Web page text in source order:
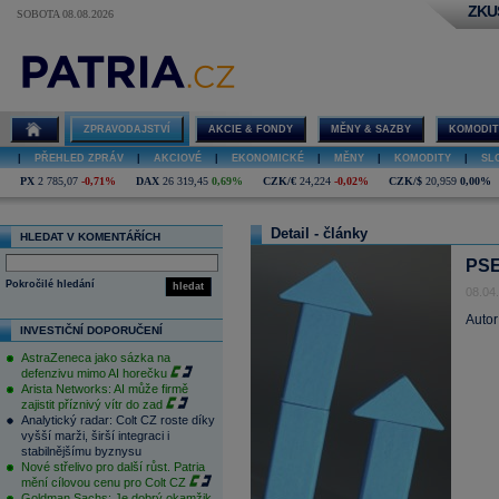
SOBOTA 08.08.2026
ZPRAVODAJSTVÍ AKCIE & FONDY MĚNY & SAZBY
PŘEHLED ZPRÁV AKCIOVÉ EKONOMICKÉ MĚNY KOMODITY
PX 2 785,07 -0,71% DAX 26 319,45 0,69% CZK/€ 24,224 -0,02% CZK/$ 20,959 0,00%
HLEDAT V KOMENTÁŘÍCH
hledat
Pokročilé hledání
INVESTIČNÍ DOPORUČENÍ
AstraZeneca jako sázka na
defenzivu mimo AI horečku
Arista Networks: AI může firmě
zajistit příznivý vítr do zad
Analytický radar: Colt CZ roste díky
vyšší marži, širší integraci i
stabilnějšímu byznysu
Nové střelivo pro další růst. Patria
mění cílovou cenu pro Colt CZ
Detail - články